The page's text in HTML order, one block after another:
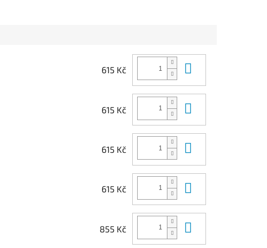
615 Kč
615 Kč
615 Kč
615 Kč
855 Kč